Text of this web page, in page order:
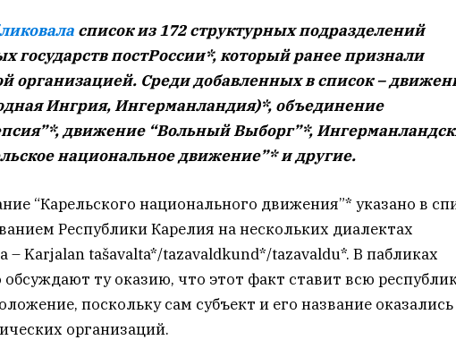
список из 172 структурных подразделений
государств постРоссии*, который ранее признали
организацией. Среди добавленных в список –
Ингрия, Ингерманландия)*, объединение
движение “Вольный Выборг”*,
национальное движение”* и другие.
“Карельского национального движения”* указано в
Республики Карелия на нескольких диалектах
– Karjalan tašavalta*/tazavaldkund*/tazavaldu*. В пабликах
ту оказию, что этот факт ставит всю
поскольку сам субъект и его название оказались
организаций.